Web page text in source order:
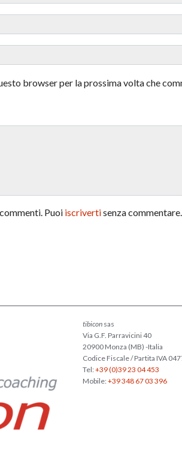
browser per la prossima volta che
Puoi iscrivertisenza commentare.
tibiconsas
Via G.F. Parravicini 40
20900 Monza (MB) -Italia
Codice Fiscale / Partita IVA
Tel:+39 (0)39 23 04 453
Mobile:+39 348 67 03 396